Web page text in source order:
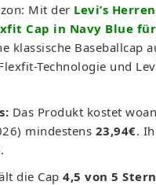
Mit der Levi’s Herren
Cap in Navy Blue
klassische Baseballcap
Technologie und
Das Produkt kostet
mindestens 23,94€.
.
die Cap 4,5 von 5